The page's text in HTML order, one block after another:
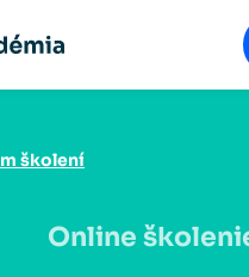
školení
Online